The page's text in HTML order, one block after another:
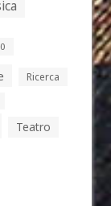
Ricerca
Teatro